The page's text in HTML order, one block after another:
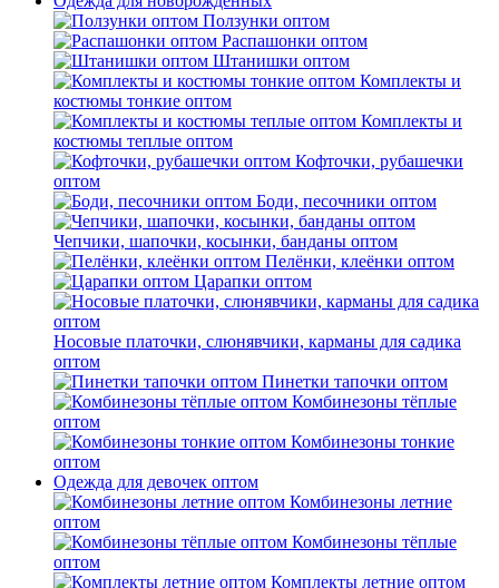
Ползунки оптом
Распашонки оптом
Штанишки оптом
Комплекты и
костюмы тонкие оптом
Комплекты и
костюмы теплые оптом
Кофточки, рубашечки
оптом
Боди, песочники оптом
Чепчики, шапочки, косынки, банданы оптом
Пелёнки, клеёнки оптом
Царапки оптом
Носовые платочки, слюнявчики, карманы для садика
оптом
Пинетки тапочки оптом
Комбинезоны тёплые
оптом
Комбинезоны тонкие
оптом
Одежда для девочек оптом
Комбинезоны летние
оптом
Комбинезоны тёплые
оптом
Комплекты летние оптом